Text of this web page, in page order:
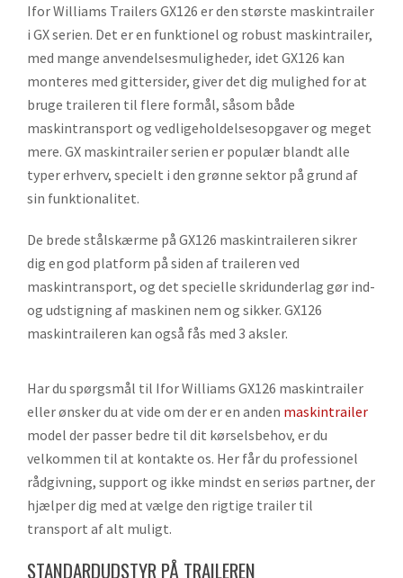
Ifor Williams Trailers GX126 er den største maskintrailer
i GX serien. Det er en funktionel og robust maskintrailer,
med mange anvendelsesmuligheder, idet GX126 kan
monteres med gittersider, giver det dig mulighed for at
bruge traileren til flere formål, såsom både
maskintransport og vedligeholdelsesopgaver og meget
mere. GX maskintrailer serien er populær blandt alle
typer erhverv, specielt i den grønne sektor på grund af
sin funktionalitet.
De brede stålskærme på GX126 maskintraileren sikrer
dig en god platform på siden af traileren ved
maskintransport, og det specielle skridunderlag gør ind-
og udstigning af maskinen nem og sikker. GX126
maskintraileren kan også fås med 3 aksler.
Har du spørgsmål til Ifor Williams GX126 maskintrailer
eller ønsker du at vide om der er en anden maskintrailer
model der passer bedre til dit kørselsbehov, er du
velkommen til at kontakte os. Her får du professionel
rådgivning, support og ikke mindst en seriøs partner, der
hjælper dig med at vælge den rigtige trailer til
transport af alt muligt.
STANDARDUDSTYR PÅ TRAILEREN